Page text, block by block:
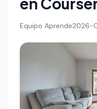
Equipo Aprende2026-